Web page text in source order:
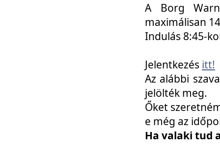
A Borg
maximálisan
Indulás 8:45-
Jelentkezés itt!
Az alábbi
jelölték meg.
Őket
e még az
Ha valaki tud